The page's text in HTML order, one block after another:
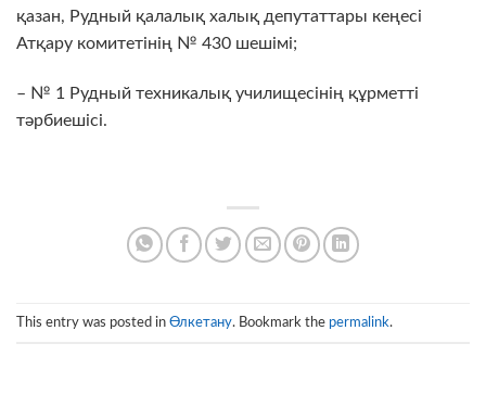
қазан, Рудный қалалық халық депутаттары кеңесі
Атқару комитетінің № 430 шешімі;
– № 1 Рудный техникалық училищесінің құрметті
тәрбиешісі.
This entry was posted in Өлкетану. Bookmark the permalink.